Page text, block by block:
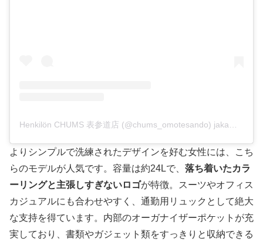
Henkilön CHUMS 表参道店 (@chums_omotesando) jakama julkaisu
よりシンプルで洗練されたデザインを好む女性には、こち
らのモデルが人気です。容量は約24Lで、 落ち着いたカラ
ーリングと主張しすぎないロゴが特徴。スーツやオフィス
カジュアルにも合わせやすく、通勤用リュックとして絶大
な支持を得ています。内部のオーガナイザーポケットが充
実しており、書類やガジェット類をすっきりと収納できる